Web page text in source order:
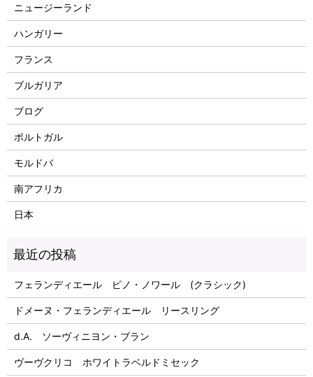
ニュージーランド
ハンガリー
フランス
ブルガリア
ブログ
ポルトガル
モルドバ
南アフリカ
日本
フェランディエール ピノ・ノワール (クラシック)
ドメーヌ・フェランディエール リースリング
d.A. ソーヴィニヨン・ブラン
ヴーヴクリコ ホワイトラベルドミセック